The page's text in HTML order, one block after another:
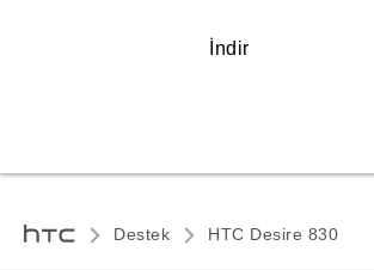
İndir
Destek HTC Desire 830‎